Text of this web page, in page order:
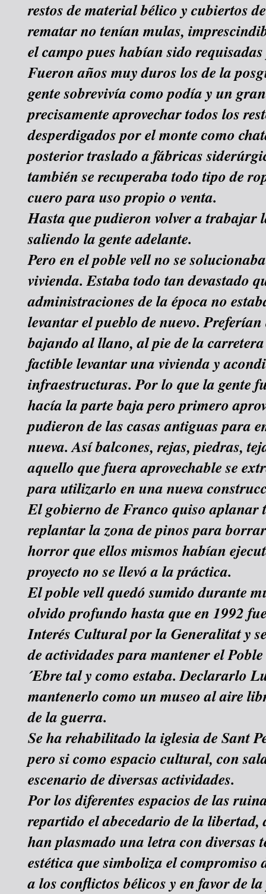
restos de material bélico y cubiertos
rematar no tenían mulas,
el campo pues habían sido
Fueron años muy duros los de la
gente sobrevivía como podía y un
precisamente aprovechar todos los
desperdigados por el monte como
posterior traslado a fábricas
también se recuperaba todo tipo de
cuero para uso propio o venta.
Hasta que pudieron volver a trabajar
saliendo la gente adelante.
Pero en el poble vell no se
vivienda. Estaba todo tan devastado
administraciones de la época no
levantar el pueblo de nuevo.
bajando al llano, al pie de la
factible levantar una vivienda y
infraestructuras. Por lo que la gente
hacía la parte baja pero primero
pudieron de las casas antiguas para
nueva. Así balcones, rejas, piedras,
aquello que fuera aprovechable se
para utilizarlo en una nueva
El gobierno de Franco quiso aplanar
replantar la zona de pinos para
horror que ellos mismos habían
proyecto no se llevó a la práctica.
El poble vell quedó sumido durante
olvido profundo hasta que en 1992
Interés Cultural por la Generalitat y
de actividades para mantener el
´Ebre tal y como estaba. Declararlo
mantenerlo como un museo al aire
de la guerra.
Se ha rehabilitado la iglesia de Sant
pero si como espacio cultural, con
escenario de diversas actividades.
Por los diferentes espacios de las
repartido el abecedario de la libertad,
han plasmado una letra con diversas
estética que simboliza el compromiso
a los conflictos bélicos y en favor de